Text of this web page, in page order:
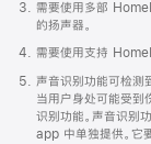
需要使用多部
的扬声器。
需要使用支持
声音识别功能可检测
当用户身处可能受到
识别功能。声音识别
app 中单独提供。它